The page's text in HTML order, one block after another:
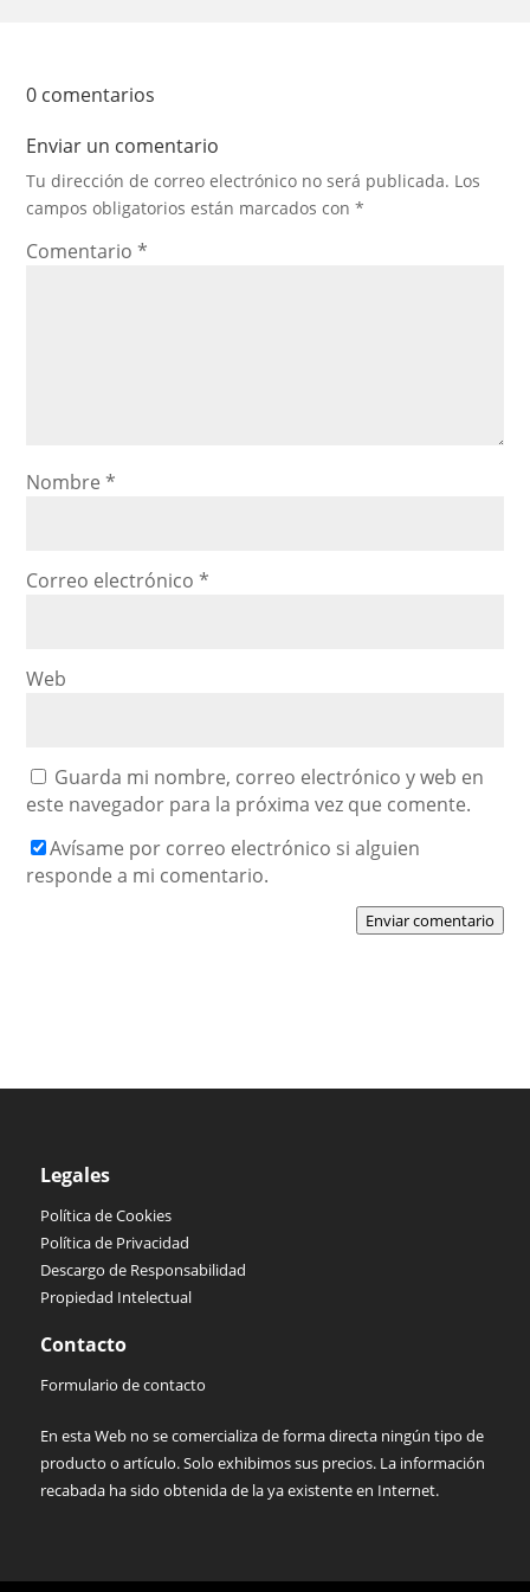
0 comentarios
Enviar un comentario
Tu dirección de correo electrónico no será publicada. Los
campos obligatorios están marcados con*
Comentario*
Nombre*
Correo electrónico*
Web
Guarda mi nombre, correo electrónico y web en
este navegador para la próxima vez que comente.
Avísame por correo electrónico si alguien
responde a mi comentario.
Enviar comentario
Legales
Política de Cookies
Política de Privacidad
Descargo de Responsabilidad
Propiedad Intelectual
Contacto
Formulario de contacto
En esta Web no se comercializa de forma directa ningún tipo de
producto o artículo. Solo exhibimos sus precios. La información
recabada ha sido obtenida de la ya existente en Internet.